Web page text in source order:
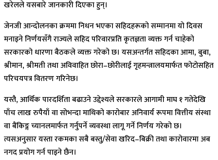
खरेलले यसबारे जानकारी दिएका हुन्।
जेनजी आन्दोलनका क्रममा निधन भएका सहिदहरूको सम्मानमा यो दिवस
मनाइने निर्णयसँगै राज्यले सहिद परिवारप्रति कृतज्ञता व्यक्त गर्न चाहेको
सरकारको धारणा बैठकले व्यक्त गरेको छ। यसअन्तर्गत सहिदका आमा, बुबा,
श्रीमान, श्रीमती तथा अविवाहित छोरा–छोरीलाई गृहमन्त्रालयमार्फत फोटोसहित
परिचयपत्र वितरण गरिनेछ।
यस्तै, आर्थिक पारदर्शिता बढाउने उद्देश्यले सरकारले आगामी माघ १ गतेदेखि
पाँच लाख रुपैयाँ वा सोभन्दा माथिको कारोबार अनिवार्य रूपमा वित्तीय संस्था
वा बैंकिङ्ग च्यानलमार्फत गर्नुपर्ने व्यवस्था लागू गर्ने निर्णय गरेको छ।
त्यसअनुसार यस्ता रकमका सबै बस्तु/सेवा खरिद–बिक्री तथा कारोवारमा अब
नगद प्रयोग गर्न पाइने छैन।